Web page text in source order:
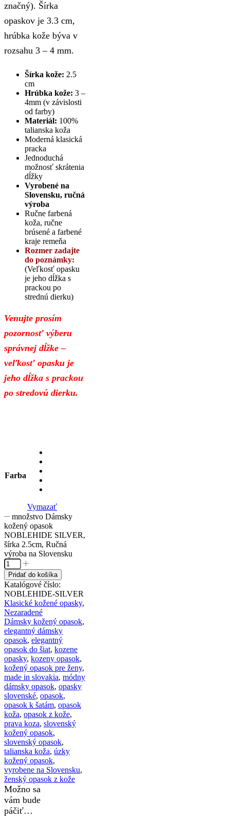
značný). Šírka
opaskov je 3.3 cm,
hrúbka kože býva v
rozsahu 3 – 4 mm.
Šírka kože: 2.5
cm
Hrúbka kože: 3 –
4mm (v závislosti
od farby)
Materiál: 100%
talianska koža
Moderná klasická
pracka
Jednoduchá
možnosť skrátenia
dĺžky
Vyrobené na
Slovensku, ručná
výroba
Ručne farbená
koža, ručne
brúsené a farbené
kraje remeňa
Rozmer zadajte
do poznámky:
(Veľkosť opasku
je jeho dĺžka s
prackou po
strednú dierku)
Venujte prosím
pozornosť výberu
správnej dĺžke –
veľkosť opasku je
jeho dĺžka s prackou
po stredovú dierku.
Farba
Vymazať
množstvo Dámsky
kožený opasok
NOBLEHIDE SILVER,
šírka 2.5cm, Ručná
výroba na Slovensku
Pridať do košíka
Katalógové číslo:
NOBLEHIDE-SILVER
Klasické kožené opasky,
Nezaradené
Dámsky kožený opasok,
elegantný dámsky
opasok, elegantný
opasok do šiat, kozene
opasky, kozeny opasok,
kožený opasok pre ženy,
made in slovakia, módny
dámsky opasok, opasky
slovenské, opasok,
opasok k šatám, opasok
koža, opasok z kože,
prava koza, slovenský
kožený opasok,
slovenský opasok,
talianska koža, úzky
kožený opasok,
vyrobene na Slovensku,
ženský opasok z kože
Možno sa
vám bude
páčiť…